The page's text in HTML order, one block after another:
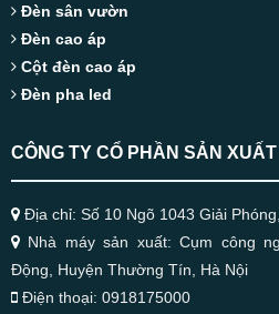
Đèn sân vườn
Đèn cao áp
Cột đèn cao áp
Đèn pha led
CÔNG TY CỔ PHẦN SẢN
Địa chỉ: Số 10 Ngõ 1043 Giải
Nhà máy sản xuất: Cụm công
Động, Huyện Thường Tín, Hà Nội
Điện thoại: 0918175000